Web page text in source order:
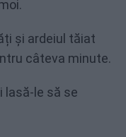
și ardeiul tăiat
câteva minute.
lasă-le să se